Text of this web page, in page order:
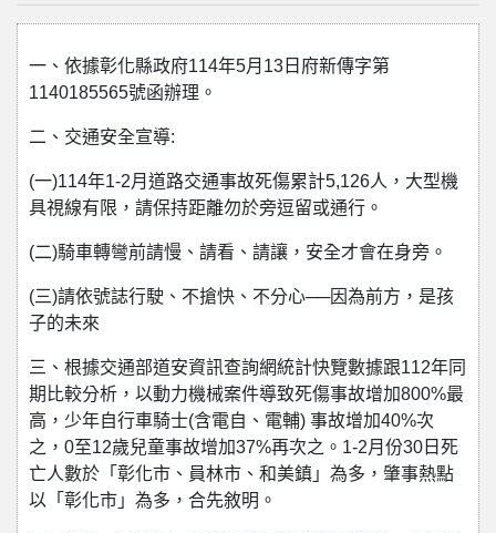
一、依據彰化縣政府114年5月13日府新傳字第
1140185565號函辦理。
二、交通安全宣導:
(一)114年1-2月道路交通事故死傷累計5,126人，大型機
具視線有限，請保持距離勿於旁逗留或通行。
(二)騎車轉彎前請慢、請看、請讓，安全才會在身旁。
(三)請依號誌行駛、不搶快、不分心──因為前方，是孩
子的未來
三、根據交通部道安資訊查詢網統計快覽數據跟112年同
期比較分析，以動力機械案件導致死傷事故增加800%最
高，少年自行車騎士(含電自、電輔) 事故增加40%次
之，0至12歲兒童事故增加37%再次之。1-2月份30日死
亡人數於「彰化市、員林市、和美鎮」為多，肇事熱點
以「彰化市」為多，合先敘明。